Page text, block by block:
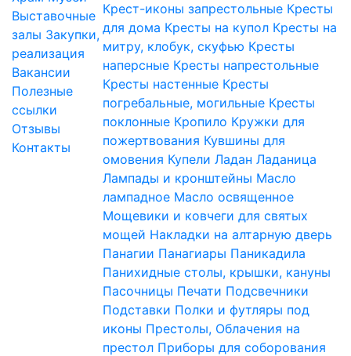
Выставочные
залы Закупки,
реализация
Вакансии
Полезные
ссылки
Отзывы
Контакты
Крест-иконы запрестольные Кресты
для дома Кресты на купол Кресты на
митру, клобук, скуфью Кресты
наперсные Кресты напрестольные
Кресты настенные Кресты
погребальные, могильные Кресты
поклонные Кропило Кружки для
пожертвования Кувшины для
омовения Купели Ладан Ладаница
Лампады и кронштейны Масло
лампадное Масло освященное
Мощевики и ковчеги для святых
мощей Накладки на алтарную дверь
Панагии Панагиары Паникадила
Панихидные столы, крышки, кануны
Пасочницы Печати Подсвечники
Подставки Полки и футляры под
иконы Престолы, Облачения на
престол Приборы для соборования